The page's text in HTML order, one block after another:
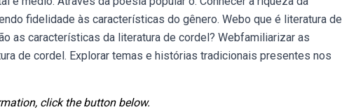
fidelidade às características do gênero. Webo que é literatura de
as características da literatura de cordel? Webfamiliarizar as
de cordel. Explorar temas e histórias tradicionais presentes nos
click the button below.